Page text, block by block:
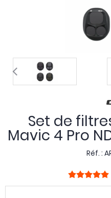
Set de
Mavic 4 Pro
Réf. :